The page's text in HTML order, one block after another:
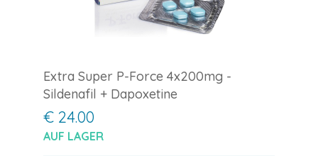
Extra Super P-Force 4x200mg -
Sildenafil + Dapoxetine
€ 24.00
AUF LAGER